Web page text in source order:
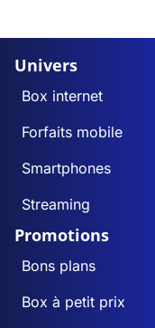
Univers
Box internet
Forfaits mobile
Smartphones
Streaming
Promotions
Bons plans
Box à petit prix